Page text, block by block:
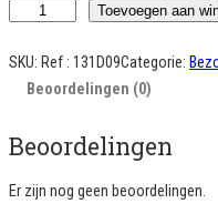
e
o
n
l
e
Toevoegen aan
SKU: Ref : 131D09Categorie:
Beoordelingen (0)
Beoordelingen
Er zijn nog geen beoordelingen.